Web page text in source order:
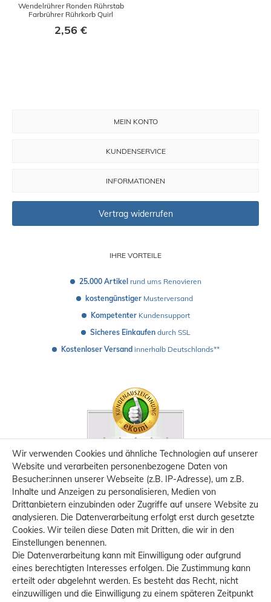
Wendelrührer Ronden Rührstab
Farbrührer Rührkorb Quirl
2,56 €
IHRE VORTEILE
25.000 Artikel rund ums Renovieren
kostengünstiger Musterversand
Kompetenter Kundensupport
Sicheres Einkaufen durch SSL
Kostenloser Versand innerhalb Deutschlands**
MEIN KONTO
KUNDENSERVICE
INFORMATIONEN
Vertrag widerrufen
Wir verwenden Cookies und ähnliche Technologien auf unserer
Website und verarbeiten personenbezogene Daten von
Besucher:innen unserer Webseite (z.B. IP-Adresse), um z.B.
Inhalte und Anzeigen zu personalisieren, Medien von
Drittanbietern einzubinden oder Zugriffe auf unsere Website zu
analysieren. Die Datenverarbeitung erfolgt erst durch gesetzte
Cookies. Wir teilen diese Daten mit Dritten, die wir in den
Einstellungen benennen.
Die Datenverarbeitung kann mit Einwilligung oder aufgrund
eines berechtigten Interesses erfolgen. Die Zustimmung kann
erteilt oder abgelehnt werden. Es besteht das Recht, nicht
einzuwilligen und die Einwilligung zu einem späteren Zeitpunkt